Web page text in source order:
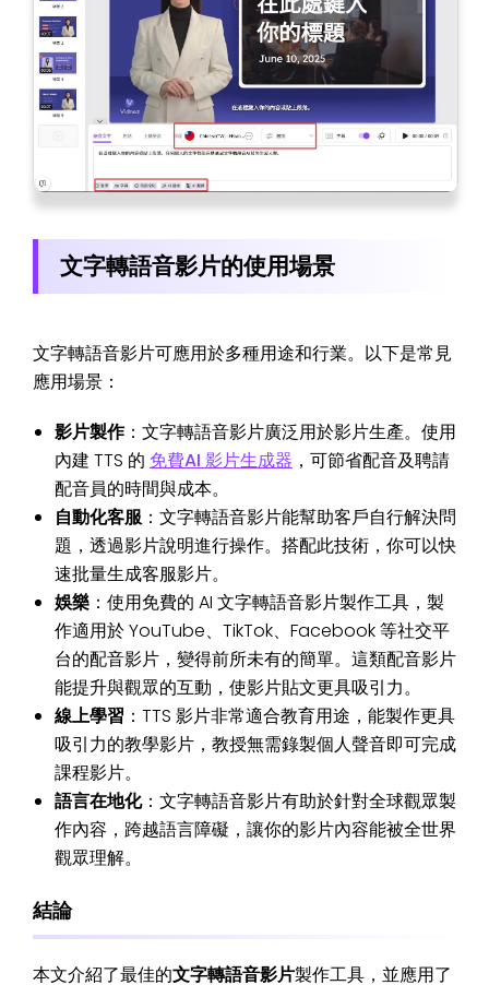
文字轉語音影片的使用場景
文字轉語音影片可應用於多種用途和行業。以下是常見
應用場景：
影片製作：文字轉語音影片廣泛用於影片生產。使用
內建 TTS 的 免費AI 影片生成器 ，可節省配音及聘請
配音員的時間與成本。
自動化客服：文字轉語音影片能幫助客戶自行解決問
題，透過影片說明進行操作。搭配此技術，你可以快
速批量生成客服影片。
娛樂 ：使用免費的 AI 文字轉語音影片製作工具，製
作適用於 YouTube、TikTok、Facebook 等社交平
台的配音影片，變得前所未有的簡單。這類配音影片
能提升與觀眾的互動，使影片貼文更具吸引力。
線上學習 ：TTS 影片非常適合教育用途，能製作更具
吸引力的教學影片，教授無需錄製個人聲音即可完成
課程影片。
語言在地化：文字轉語音影片有助於針對全球觀眾製
作內容，跨越語言障礙，讓你的影片內容能被全世界
觀眾理解。
結論
本文介紹了最佳的文字轉語音影片製作工具，並應用了